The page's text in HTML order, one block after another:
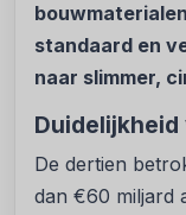
standaard en
naar slimmer,
De dertien
dan €60 miljard